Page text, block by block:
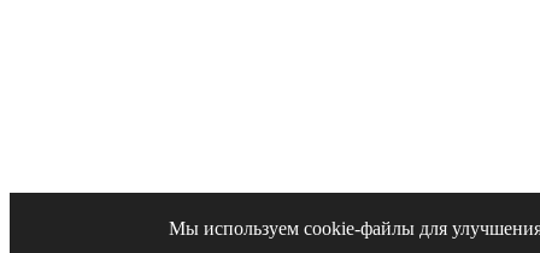
Мы используем cookie-файлы для